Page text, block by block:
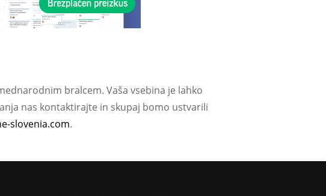
bralcem. Vaša vsebina je lahko
nas kontaktirajte in skupaj bomo ustvarili
slovenia.com.